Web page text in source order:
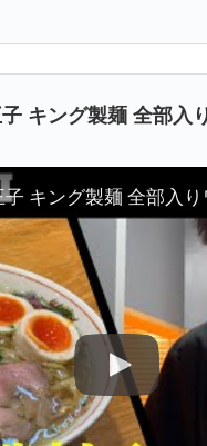
キング製麺 全部入
キング製麺 全部入